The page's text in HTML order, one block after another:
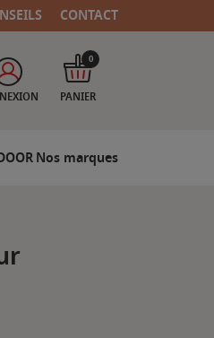
CONTACT
PANIER
0
Nos marques